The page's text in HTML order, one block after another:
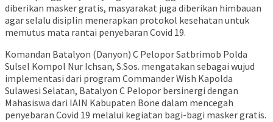
diberikan masker gratis, masyarakat juga diberikan himbauan
agar selalu disiplin menerapkan protokol kesehatan untuk
memutus mata rantai penyebaran Covid 19.
Komandan Batalyon (Danyon) C Pelopor Satbrimob Polda
Sulsel Kompol Nur Ichsan, S.Sos. mengatakan sebagai wujud
implementasi dari program Commander Wish Kapolda
Sulawesi Selatan, Batalyon C Pelopor bersinergi dengan
Mahasiswa dari IAIN Kabupaten Bone dalam mencegah
penyebaran Covid 19 melalui kegiatan bagi-bagi masker gratis.